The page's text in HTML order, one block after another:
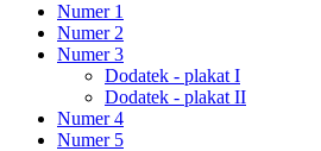
Numer 1
Numer 2
Numer 3
Dodatek - plakat I
Dodatek - plakat II
Numer 4
Numer 5